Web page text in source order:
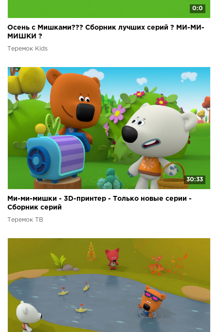
0:0
Осень с Мишками??? Сборник лучших серий ? МИ-МИ-
МИШКИ ?
Теремок Kids
30:33
Ми-ми-мишки - 3D-принтер - Только новые серии -
Сборник серий
Теремок ТВ